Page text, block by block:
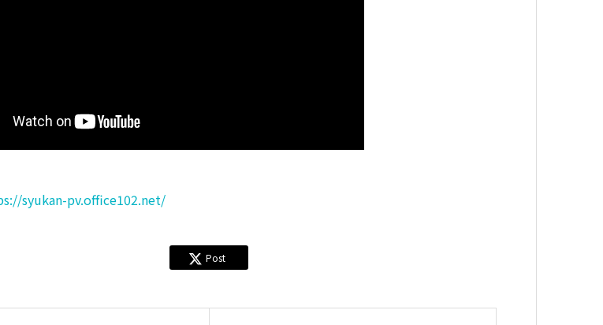
syukan-pv.office102.net/
Post